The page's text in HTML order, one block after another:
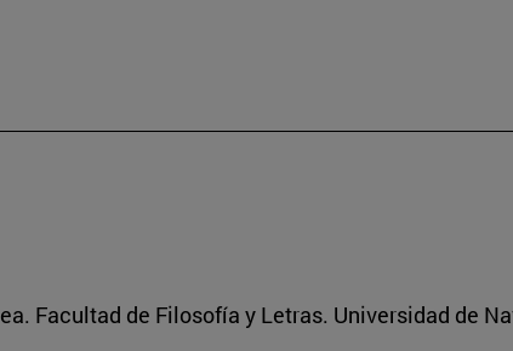
Facultad de Filosofía y Letras. Universidad de